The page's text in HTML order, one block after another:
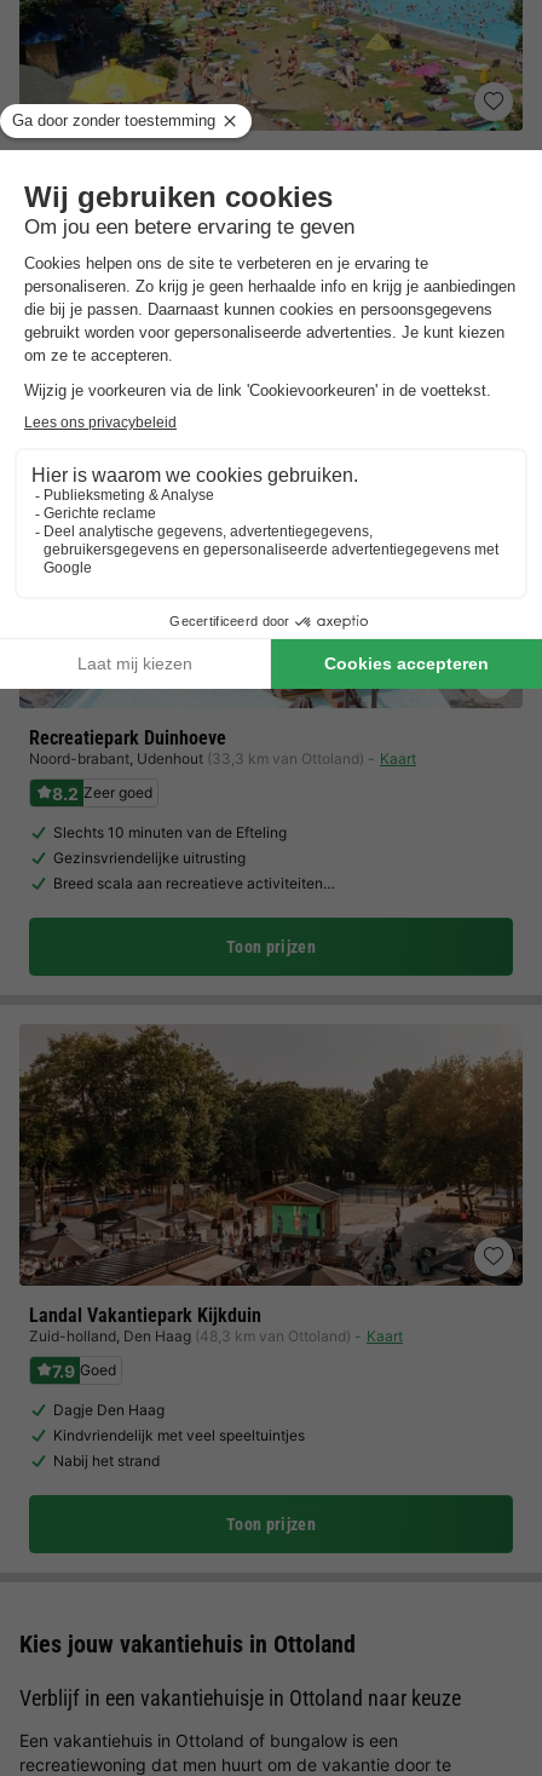
8.3 Zeer goed
Geweldige locatie in Noord-Brabant
Waterspeelpark Splesj
Kindvriendelijk vakantiepark met speeltuinen…
Recreatiepark Duinhoeve
Noord-brabant, Udenhout (33,3 km van Ottoland) Kaart
8.2 Zeer goed
Slechts 10 minuten van de Efteling
Gezinsvriendelijke uitrusting
Breed scala aan recreatieve activiteiten…
Toon prijzen
Landal Vakantiepark Kijkduin
Zuid-holland, Den Haag (48,3 km van Ottoland) Kaart
7.9 Goed
Dagje Den Haag
Kindvriendelijk met veel speeltuintjes
Nabij het strand
Toon prijzen
Kies jouw vakantiehuis in Ottoland
Verblijf in een vakantiehuisje in Ottoland naar keuze
Een vakantiehuis in Ottoland of bungalow is een
recreatiewoning dat men huurt om de vakantie door te